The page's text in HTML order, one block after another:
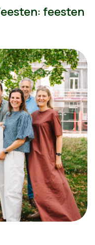
feesten